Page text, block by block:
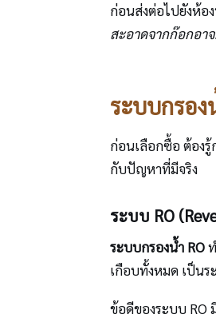
ก่อนส่งต่อไปยังห้อ
สะอาดจากก๊อกอา
ระบบกรอง
ก่อนเลือกซื้อ ต้องรู้
กับปัญหาที่มีจริง
ระบบ RO
ระบบกรองน้ำ RO
เกือบทั้งหมด เป็น
ข้อดีของระบบ RO